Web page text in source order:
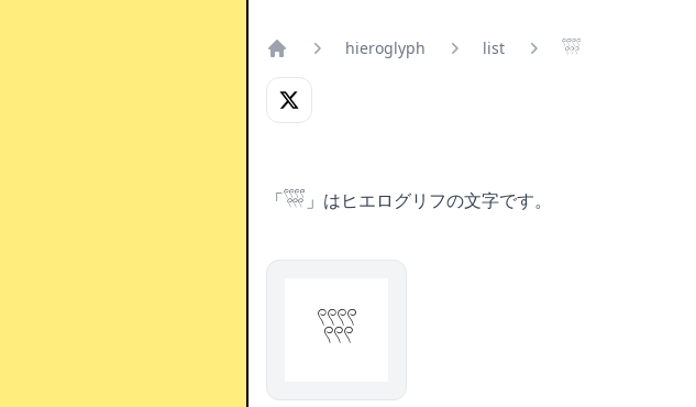
Home
hieroglyph list 𓍨
「𓍨」はヒエログリフの文字です。
𓍨